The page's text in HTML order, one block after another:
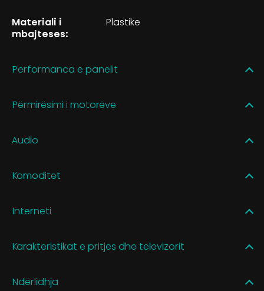
Materiali i
mbajteses:
Plastike
Performanca e panelit
Përmirësimi i motorëve
Audio
Komoditet
Interneti
Karakteristikat e pritjes dhe televizorit
Ndërlidhja